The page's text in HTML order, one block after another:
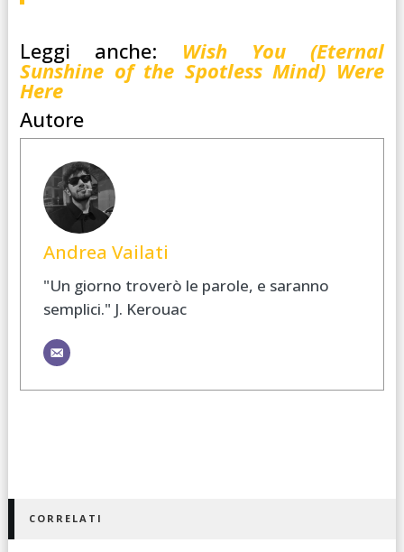
Leggi anche: Wish You (Eternal
Sunshine of the Spotless Mind) Were
Here
Autore
Andrea Vailati
"Un giorno troverò le parole, e saranno
semplici." J. Kerouac
CORRELATI